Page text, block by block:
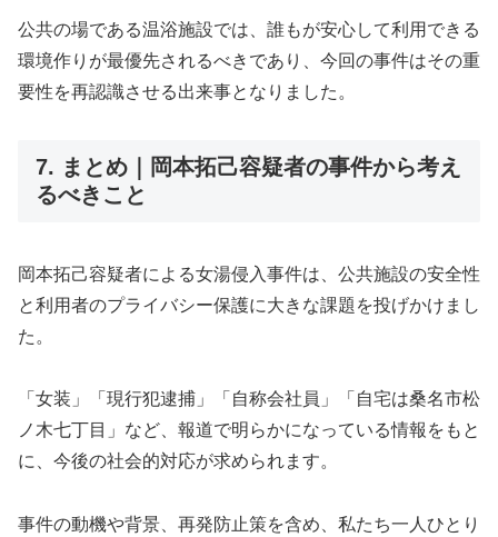
公共の場である温浴施設では、誰もが安心して利用できる
環境作りが最優先されるべきであり、今回の事件はその重
要性を再認識させる出来事となりました。
7. まとめ｜岡本拓己容疑者の事件から考え
るべきこと
岡本拓己容疑者による女湯侵入事件は、公共施設の安全性
と利用者のプライバシー保護に大きな課題を投げかけまし
た。
「女装」「現行犯逮捕」「自称会社員」「自宅は桑名市松
ノ木七丁目」など、報道で明らかになっている情報をもと
に、今後の社会的対応が求められます。
事件の動機や背景、再発防止策を含め、私たち一人ひとり